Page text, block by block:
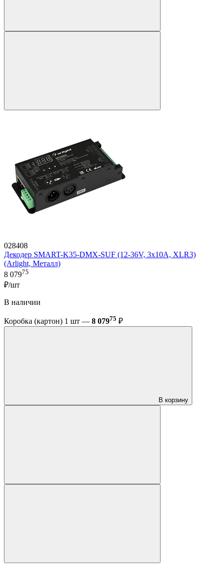
028408
Декодер SMART-K35-DMX-SUF (12-36V, 3x10A, XLR3)
(Arlight, Металл)
8 07975
₽/шт
В наличии
Коробка (картон) 1 шт — 8 07975 ₽
В корзину